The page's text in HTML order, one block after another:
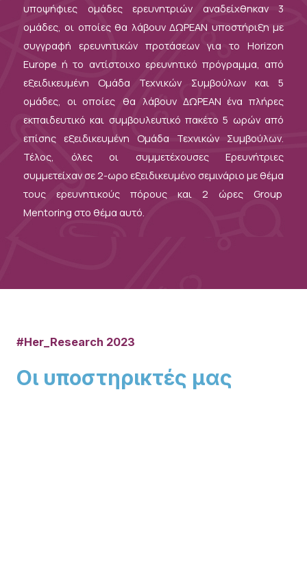
υποψήφιες ομάδες ερευνητριών αναδείχθηκαν 3
ομάδες, οι οποίες θα λάβουν ΔΩΡΕΑΝ υποστήριξη με
συγγραφή ερευνητικών προτάσεων για το Horizon
Europe ή το αντίστοιχο ερευνητικό πρόγραμμα, από
εξειδικευμένη Ομάδα Τεχνικών Συμβούλων και 5
ομάδες, οι οποίες θα λάβουν ΔΩΡΕΑΝ ένα πλήρες
εκπαιδευτικό και συμβουλευτικό πακέτο 5 ωρών από
επίσης εξειδικευμένη Ομάδα Τεχνικών Συμβούλων.
Τέλος, όλες οι συμμετέχουσες Ερευνήτριες
συμμετείχαν σε 2-ωρο εξειδικευμένο σεμινάριο με θέμα
τους ερευνητικούς πόρους και 2 ώρες Group
Mentoring στο θέμα αυτό.
#Her_Research 2023
Οι υποστηρικτές μας